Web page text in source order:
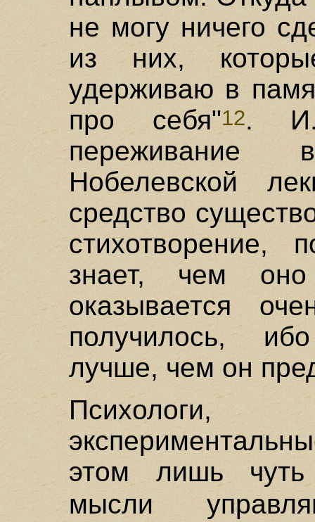
не могу ничего
из них,
удерживаю в
про себя"12. И.
Нобелевской
средство
стихотворение,
знает, чем
оказывается
получилось,
лучше, чем он
этом лишь чуть
мысли